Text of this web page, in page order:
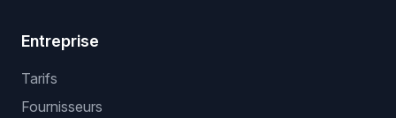
Entreprise
Tarifs
Fournisseurs